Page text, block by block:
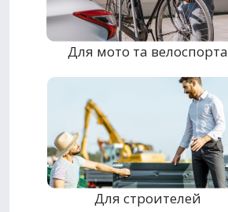
Для мото та велоспорта
Для строителей